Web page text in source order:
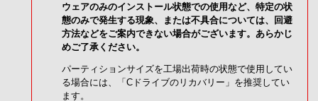
ウェアのみのインストール状態での使用など、特定の状
態のみで発生する現象、または不具合については、回避
方法などをご案内できない場合がございます。あらかじ
めご了承ください。
パーティションサイズを工場出荷時の状態で使用してい
る場合には、「Cドライブのリカバリー」を推奨してい
ます。